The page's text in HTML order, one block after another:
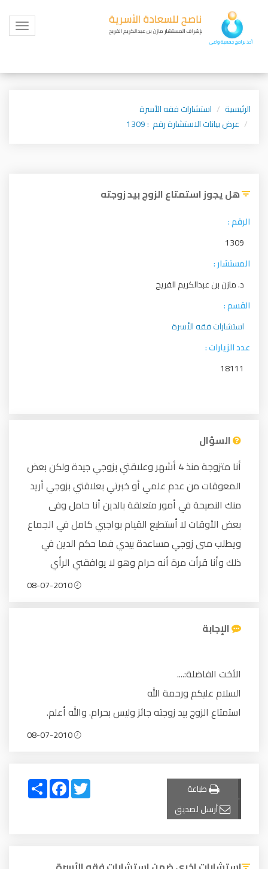
Toggle
الرئيسية
استشارات فقه الأسرة
عرض بيانات الاستشارة رقم : 1309
هل يجوز استمتاع الزوج بيد زوجته
الرقم :
1309
المستشار :
د. مازن بن عبدالكريم الفريح
القسم :
استشارات فقه الأسرة
عدد الزيارات :
18111
السؤال
أنا متزوجة منذ 4 أشهر وعلاقتي بزوجي جيدة ولكن بعض
المعوقات من عدم علمي أو خبرتي بعلاقتي بزوجي أريد
منك النصيحة في أمور متعلقة بالدين أنا حامل وفى
بعض الأوقات لا أستطيع القيام بواجبي كامل في الجماع
ويطلب منى زوجي مساعدة بيدي فما حكم الدين في
ذلك وأنا قرأت مرة أنه حرام وهو لا يوافقني الرأي
الإجابة
الأخت الفاضلة:....
السلام عليكم ورحمة الله
استمتاع الزوج بيد زوجته جائز وليس بحرام. والله أعلم.
طباعة
أرسل لصديق
Share
FacebookTwitter